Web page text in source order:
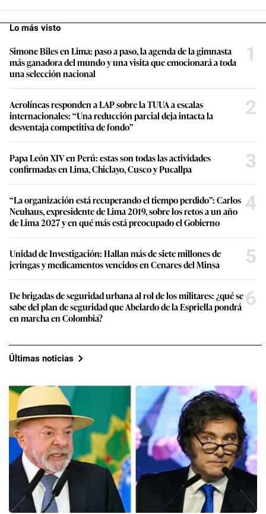
Lo más visto
Simone Biles en Lima: paso a paso, la agenda de la gimnasta
más ganadora del mundo y una visita que emocionará a toda
una selección nacional
1
Aerolíneas responden a LAP sobre la TUUA a escalas
internacionales: “Una reducción parcial deja intacta la
desventaja competitiva de fondo”
2
Papa León XIV en Perú: estas son todas las actividades
confirmadas en Lima, Chiclayo, Cusco y Pucallpa
3
“La organización está recuperando el tiempo perdido”: Carlos
Neuhaus, expresidente de Lima 2019, sobre los retos a un año
de Lima 2027 y en qué más está preocupado el Gobierno
4
Unidad de Investigación: Hallan más de siete millones de
jeringas y medicamentos vencidos en Cenares del Minsa
5
De brigadas de seguridad urbana al rol de los militares: ¿qué se
sabe del plan de seguridad que Abelardo de la Espriella pondrá
en marcha en Colombia?
6
Últimas noticias